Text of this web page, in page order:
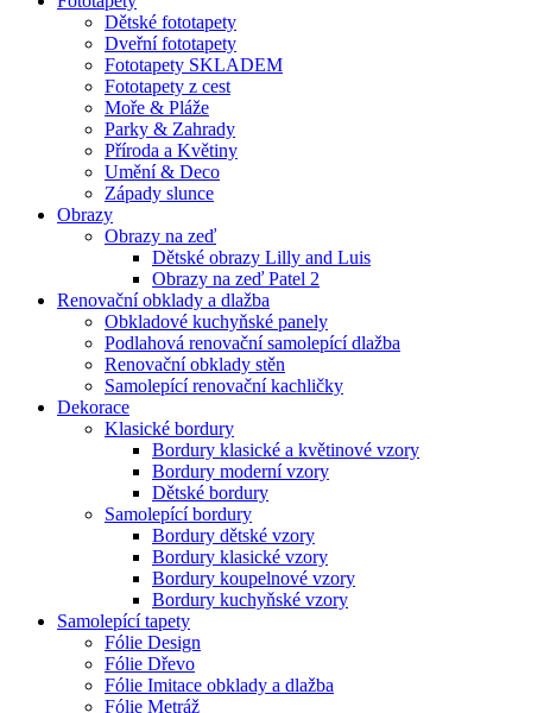
Dětské fototapety
Dveřní fototapety
Fototapety SKLADEM
Fototapety z cest
Moře & Pláže
Parky & Zahrady
Příroda a Květiny
Umění & Deco
Západy slunce
Obrazy
Obrazy na zeď
Dětské obrazy Lilly and Luis
Obrazy na zeď Patel 2
Renovační obklady a dlažba
Obkladové kuchyňské panely
Podlahová renovační samolepící dlažba
Renovační obklady stěn
Samolepící renovační kachličky
Dekorace
Klasické bordury
Bordury klasické a květinové vzory
Bordury moderní vzory
Dětské bordury
Samolepící bordury
Bordury dětské vzory
Bordury klasické vzory
Bordury koupelnové vzory
Bordury kuchyňské vzory
Samolepící tapety
Fólie Design
Fólie Dřevo
Fólie Imitace obklady a dlažba
Fólie Metráž